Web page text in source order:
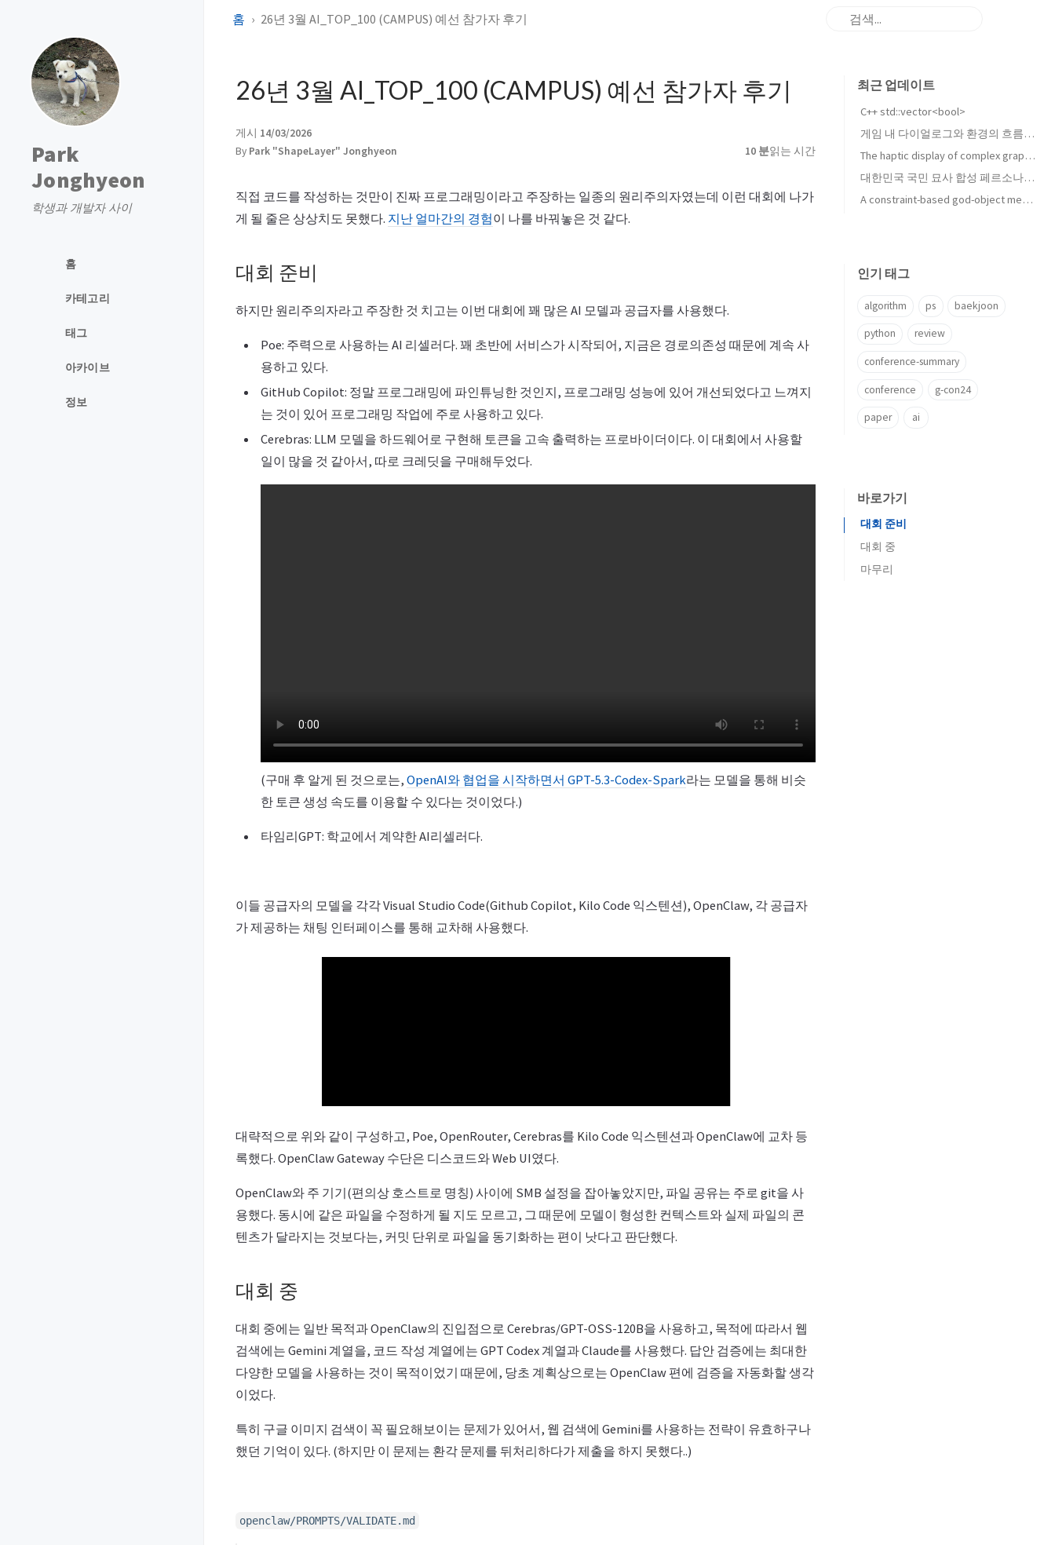
Park
Jonghyeon
학생과 개발자 사이
홈
카테고리
태그
아카이브
정보
홈 26년 3월 AI_TOP_100 (CAMPUS) 예선 참가자 후기
26년 3월 AI_TOP_100 (CAMPUS) 예선 참가자 후기
게시 14/03/2026
By Park "ShapeLayer" Jonghyeon 10 분읽는 시간
직접 코드를 작성하는 것만이 진짜 프로그래밍이라고 주장하는 일종의 원리주의자였는데 이런 대회에 나가
게 될 줄은 상상치도 못했다. 지난 얼마간의 경험이 나를 바꿔놓은 것 같다.
대회 준비
하지만 원리주의자라고 주장한 것 치고는 이번 대회에 꽤 많은 AI 모델과 공급자를 사용했다.
Poe: 주력으로 사용하는 AI 리셀러다. 꽤 초반에 서비스가 시작되어, 지금은 경로의존성 때문에 계속 사
용하고 있다.
GitHub Copilot: 정말 프로그래밍에 파인튜닝한 것인지, 프로그래밍 성능에 있어 개선되었다고 느껴지
는 것이 있어 프로그래밍 작업에 주로 사용하고 있다.
Cerebras: LLM 모델을 하드웨어로 구현해 토큰을 고속 출력하는 프로바이더이다. 이 대회에서 사용할
일이 많을 것 같아서, 따로 크레딧을 구매해두었다.
(구매 후 알게 된 것으로는, OpenAI와 협업을 시작하면서 GPT-5.3-Codex-Spark라는 모델을 통해 비슷
한 토큰 생성 속도를 이용할 수 있다는 것이었다.)
타임리GPT: 학교에서 계약한 AI리셀러다.
이들 공급자의 모델을 각각 Visual Studio Code(Github Copilot, Kilo Code 익스텐션), OpenClaw, 각 공급자
가 제공하는 채팅 인터페이스를 통해 교차해 사용했다.
대략적으로 위와 같이 구성하고, Poe, OpenRouter, Cerebras를 Kilo Code 익스텐션과 OpenClaw에 교차 등
록했다. OpenClaw Gateway 수단은 디스코드와 Web UI였다.
OpenClaw와 주 기기(편의상 호스트로 명칭) 사이에 SMB 설정을 잡아놓았지만, 파일 공유는 주로 git을 사
용했다. 동시에 같은 파일을 수정하게 될 지도 모르고, 그 때문에 모델이 형성한 컨텍스트와 실제 파일의 콘
텐츠가 달라지는 것보다는, 커밋 단위로 파일을 동기화하는 편이 낫다고 판단했다.
대회 중
대회 중에는 일반 목적과 OpenClaw의 진입점으로 Cerebras/GPT-OSS-120B을 사용하고, 목적에 따라서 웹
검색에는 Gemini 계열을, 코드 작성 계열에는 GPT Codex 계열과 Claude를 사용했다. 답안 검증에는 최대한
다양한 모델을 사용하는 것이 목적이었기 때문에, 당초 계획상으로는 OpenClaw 편에 검증을 자동화할 생각
이었다.
특히 구글 이미지 검색이 꼭 필요해보이는 문제가 있어서, 웹 검색에 Gemini를 사용하는 전략이 유효하구나
했던 기억이 있다. (하지만 이 문제는 환각 문제를 뒤처리하다가 제출을 하지 못했다..)
openclaw/PROMPTS/VALIDATE.md
최근 업데이트
C++ std::vector<bool>
게임 내 다이얼로그와 환경의 흐름 변화 및 그 제어 방법에 대하여
The haptic display of complex graphical environments 리뷰
대한민국 국민 묘사 합성 페르소나의 9Axes 평가 수행
A constraint-based god-object method for haptic display 리뷰
인기 태그
algorithm ps baekjoon
python review
conference-summary
conference g-con24
paper ai
바로가기
대회 준비
대회 중
마무리